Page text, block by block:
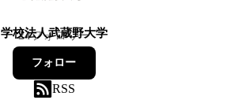
学校法人武蔵野大学
24フォロワー
フォロー
RSS